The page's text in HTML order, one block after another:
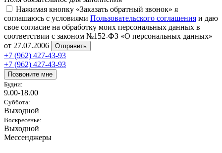
Нажимая кнопку «Заказать обратный звонок» я
соглашаюсь с условиями Пользовательского соглашения и даю
свое согласие на обработку моих персональных данных в
соответствии с законом №152-ФЗ «О персональных данных»
от 27.07.2006
Отправить
+7 (962) 427-43-93
+7 (962) 427-43-93
Позвоните мне
Будни:
9.00-18.00
Суббота:
Выходной
Воскресенье:
Выходной
Мессенджеры